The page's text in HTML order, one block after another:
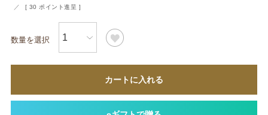
[ 30 ポイント進呈 ]
カートに入れる